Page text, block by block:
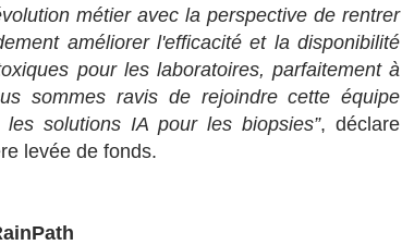
métier avec la perspective de rentrer
améliorer l'efficacité et la disponibilité
pour les laboratoires, parfaitement à
sommes ravis de rejoindre cette équipe
solutions IA pour les biopsies”, déclare
levée de fonds.